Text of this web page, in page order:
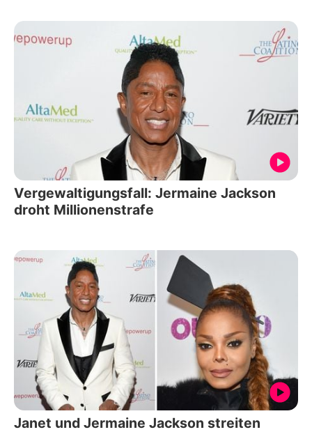
Vergewaltigungsfall: Jermaine Jackson
droht Millionenstrafe
Janet und Jermaine Jackson streiten